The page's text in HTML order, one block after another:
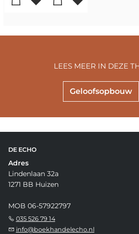
Geloofsopbouw
LEES MEER IN DEZE
DE ECHO
Adres
Lindenlaan 32a
1271 BB Huizen
MOB 06-57922797
035 526 79 14
info@boekhandelecho.nl